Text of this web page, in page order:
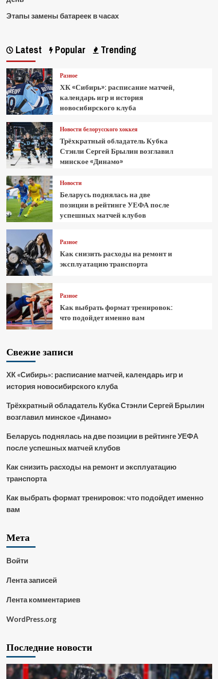
Этапы замены батареек в часах
Latest Popular Trending
Разное
ХК «Сибирь»: расписание матчей,
календарь игр и история
новосибирского клуба
Новости белорусского хоккея
Трёхкратный обладатель Кубка
Стэнли Сергей Брылин возглавил
минское «Динамо»
Новости
Беларусь поднялась на две
позиции в рейтинге УЕФА после
успешных матчей клубов
Разное
Как снизить расходы на ремонт и
эксплуатацию транспорта
Разное
Как выбрать формат тренировок:
что подойдет именно вам
Свежие записи
ХК «Сибирь»: расписание матчей, календарь игр и
история новосибирского клуба
Трёхкратный обладатель Кубка Стэнли Сергей Брылин
возглавил минское «Динамо»
Беларусь поднялась на две позиции в рейтинге УЕФА
после успешных матчей клубов
Как снизить расходы на ремонт и эксплуатацию
транспорта
Как выбрать формат тренировок: что подойдет именно
вам
Мета
Войти
Лента записей
Лента комментариев
WordPress.org
Последние новости